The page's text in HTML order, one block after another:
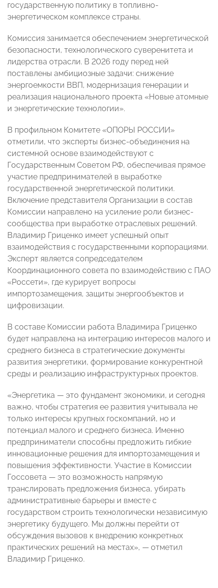
государственную политику в топливно-
энергетическом комплексе страны.
Комиссия занимается обеспечением энергетической
безопасности, технологического суверенитета и
лидерства отрасли. В 2026 году перед ней
поставлены амбициозные задачи: снижение
энергоемкости ВВП, модернизация генерации и
реализация национального проекта «Новые атомные
и энергетические технологии».
В профильном Комитете «ОПОРЫ РОССИИ»
отметили, что эксперты бизнес-объединения на
системной основе взаимодействуют с
Государственным Советом РФ, обеспечивая прямое
участие предпринимателей в выработке
государственной энергетической политики.
Включение представителя Организации в состав
Комиссии направлено на усиление роли бизнес-
сообщества при выработке отраслевых решений.
Владимир Гриценко имеет успешный опыт
взаимодействия с государственными корпорациями.
Эксперт является сопредседателем
Координационного совета по взаимодействию с ПАО
«Россети», где курирует вопросы
импортозамещения, защиты энергообъектов и
цифровизации.
В составе Комиссии работа Владимира Гриценко
будет направлена на интеграцию интересов малого и
среднего бизнеса в стратегические документы
развития энергетики, формирование конкурентной
среды и реализацию инфраструктурных проектов.
«Энергетика — это фундамент экономики, и сегодня
важно, чтобы стратегия ее развития учитывала не
только интересы крупных госкомпаний, но и
потенциал малого и среднего бизнеса. Именно
предприниматели способны предложить гибкие
инновационные решения для импортозамещения и
повышения эффективности. Участие в Комиссии
Госсовета — это возможность напрямую
транслировать предложения бизнеса, убирать
административные барьеры и вместе с
государством строить технологически независимую
энергетику будущего. Мы должны перейти от
обсуждения вызовов к внедрению конкретных
практических решений на местах», — отметил
Владимир Гриценко.